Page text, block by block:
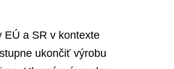
EÚ a SR v kontexte
ukončiť výrobu